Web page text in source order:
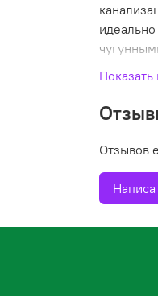
280мм, в
Отзывов